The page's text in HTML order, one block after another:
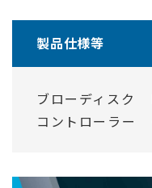
製品仕様等
ブローディスク
コントローラー